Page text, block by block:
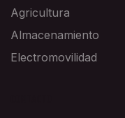
Agricultura
Almacenamiento
Electromovilidad